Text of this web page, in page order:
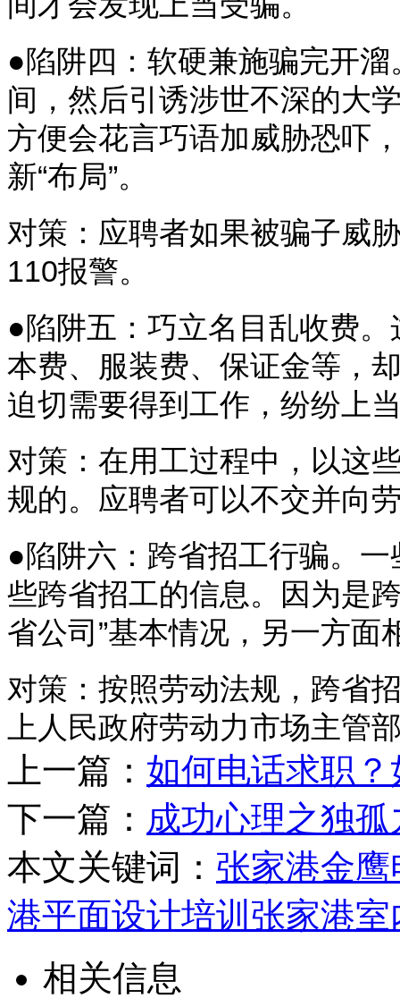
●陷阱四：软硬兼施骗完开
间，然后引诱涉世不深的大
方便会花言巧语加威胁恐吓
新“布局”。
对策：应聘者如果被骗子威
110报警。
●陷阱五：巧立名目乱收费
本费、服装费、保证金等，
迫切需要得到工作，纷纷上
对策：在用工过程中，以这
规的。应聘者可以不交并向
●陷阱六：跨省招工行骗。
些跨省招工的信息。因为是
省公司”基本情况，另一方
对策：按照劳动法规，跨省
上人民政府劳动力市场主管
上一篇： 如何电话求职
下一篇： 成功心理之独孤
本文关键词： 张家港金
港平面设计培训 张家港
相关信息